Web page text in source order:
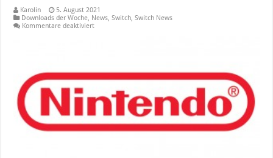
Karolin
5. August 2021
Downloads der Woche, News,Switch,Switch News
Kommentare deaktiviertfür
Aktuelle
Spiele
Eure
Switch